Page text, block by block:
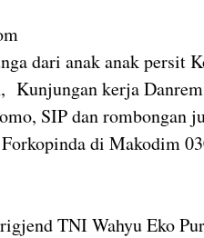
dari anak anak persit
Kunjungan kerja
SIP dan rombongan
di Makodim
TNI Wahyu Eko